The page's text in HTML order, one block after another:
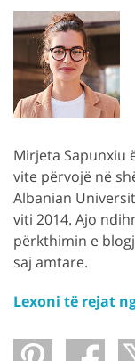
Mirjeta Sapunxiu
vite përvojë në
Albanian
viti 2014. Ajo
përkthimin e
saj amtare.
Lexoni të rejat